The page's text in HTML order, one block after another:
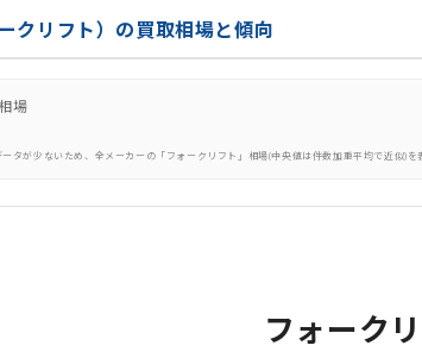
クリフト）の買取相場と傾向
場
タが少ないため、全メーカーの「フォークリフト」相場(中央値は件数加重平均で近似)を
フォーク